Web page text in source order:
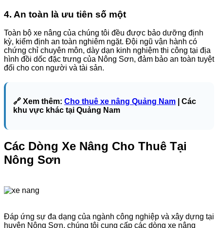
4. An toàn là ưu tiên số một
Toàn bộ xe nâng của chúng tôi đều được bảo dưỡng định
kỳ, kiểm định an toàn nghiêm ngặt. Đội ngũ vận hành có
chứng chỉ chuyên môn, dày dạn kinh nghiệm thi công tại địa
hình đồi dốc đặc trưng của Nông Sơn, đảm bảo an toàn tuyệt
đối cho con người và tài sản.
🔗 Xem thêm: Cho thuê xe nâng Quảng Nam | Các
khu vực khác tại Quảng Nam
Các Dòng Xe Nâng Cho Thuê Tại
Nông Sơn
Đáp ứng sự đa dạng của ngành công nghiệp và xây dựng tại
huyện Nông Sơn, chúng tôi cung cấp các dòng xe nâng